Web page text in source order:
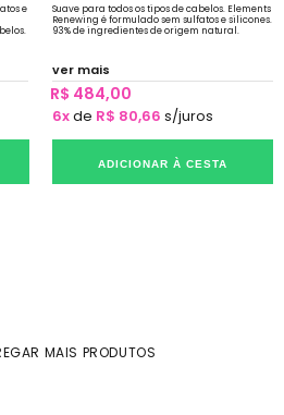
e
Suave para todos os tipos de cabelos. Elements
Renewing é formulado sem sulfatos e silicones.
93% de ingredientes de origem natural.
ver mais
R$ 484,00
6xde R$ 80,66 s/juros
ADICIONAR À CESTA
MAIS PRODUTOS